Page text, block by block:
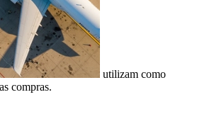
utilizam como
compras.